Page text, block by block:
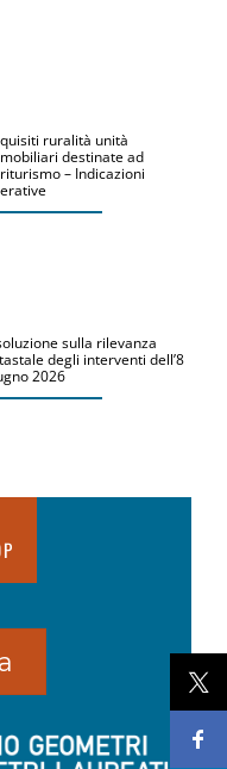
ruralità unità
destinate ad
– Indicazioni
sulla rilevanza
degli interventi dell’8
2026